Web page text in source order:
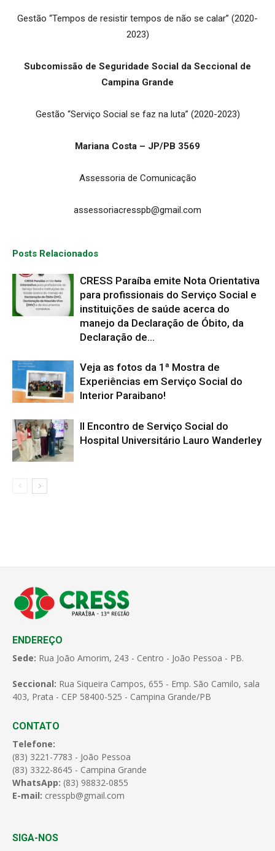
Gestão “Tempos de resistir tempos de não se calar” (2020-
2023)
Subcomissão de Seguridade Social da Seccional de
Campina Grande
Gestão “Serviço Social se faz na luta” (2020-2023)
Mariana Costa – JP/PB 3569
Assessoria de Comunicação
assessoriacresspb@gmail.com
Posts Relacionados
CRESS Paraíba emite Nota Orientativa
para profissionais do Serviço Social e
instituições de saúde acerca do
manejo da Declaração de Óbito, da
Declaração de...
Veja as fotos da 1ª Mostra de
Experiências em Serviço Social do
Interior Paraibano!
II Encontro de Serviço Social do
Hospital Universitário Lauro Wanderley
ENDEREÇO
Sede: Rua João Amorim, 243 - Centro - João Pessoa - PB.
Seccional: Rua Siqueira Campos, 655 - Emp. São Camilo, sala
403, Prata - CEP 58400-525 - Campina Grande/PB
CONTATO
Telefone:
(83) 3221-7783 - João Pessoa
(83) 3322-8645 - Campina Grande
WhatsApp: (83) 98832-0855
E-mail: cresspb@gmail.com
SIGA-NOS